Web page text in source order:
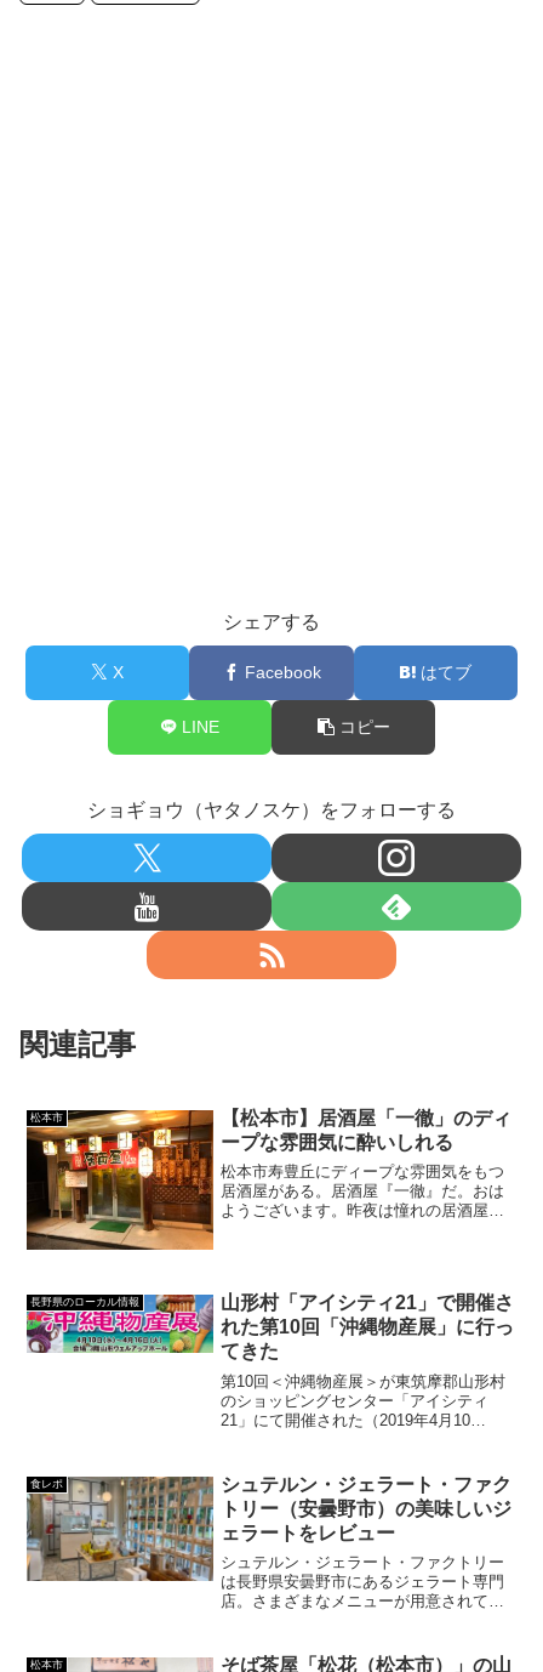
シェアする
X Facebook はてブ
LINE コピー
ショギョウ（ヤタノスケ）をフォローする
関連記事
松本市
【松本市】居酒屋「一徹」のディ
ープな雰囲気に酔いしれる
松本市寿豊丘にディープな雰囲気をもつ
居酒屋がある。居酒屋『一徹』だ。おは
ようございます。昨夜は憧れの居酒屋
に…近々また行きます！その後...
長野県のローカル情報
山形村「アイシティ21」で開催さ
れた第10回「沖縄物産展」に行っ
てきた
第10回＜沖縄物産展＞が東筑摩郡山形村
のショッピングセンター「アイシティ
21」にて開催された（2019年4月10
毎度アツいので今回も足を運ぶことに。
ってなことでこの記...
食レポ
シュテルン・ジェラート・ファク
トリー（安曇野市）の美味しいジ
ェラートをレビュー
シュテルン・ジェラート・ファクトリー
は長野県安曇野市にあるジェラート専門
店。さまざまなメニューが用意されてい
いるのも魅力です。この記事ではシュテ
松本市
そば茶屋「松花（松本市）」の山